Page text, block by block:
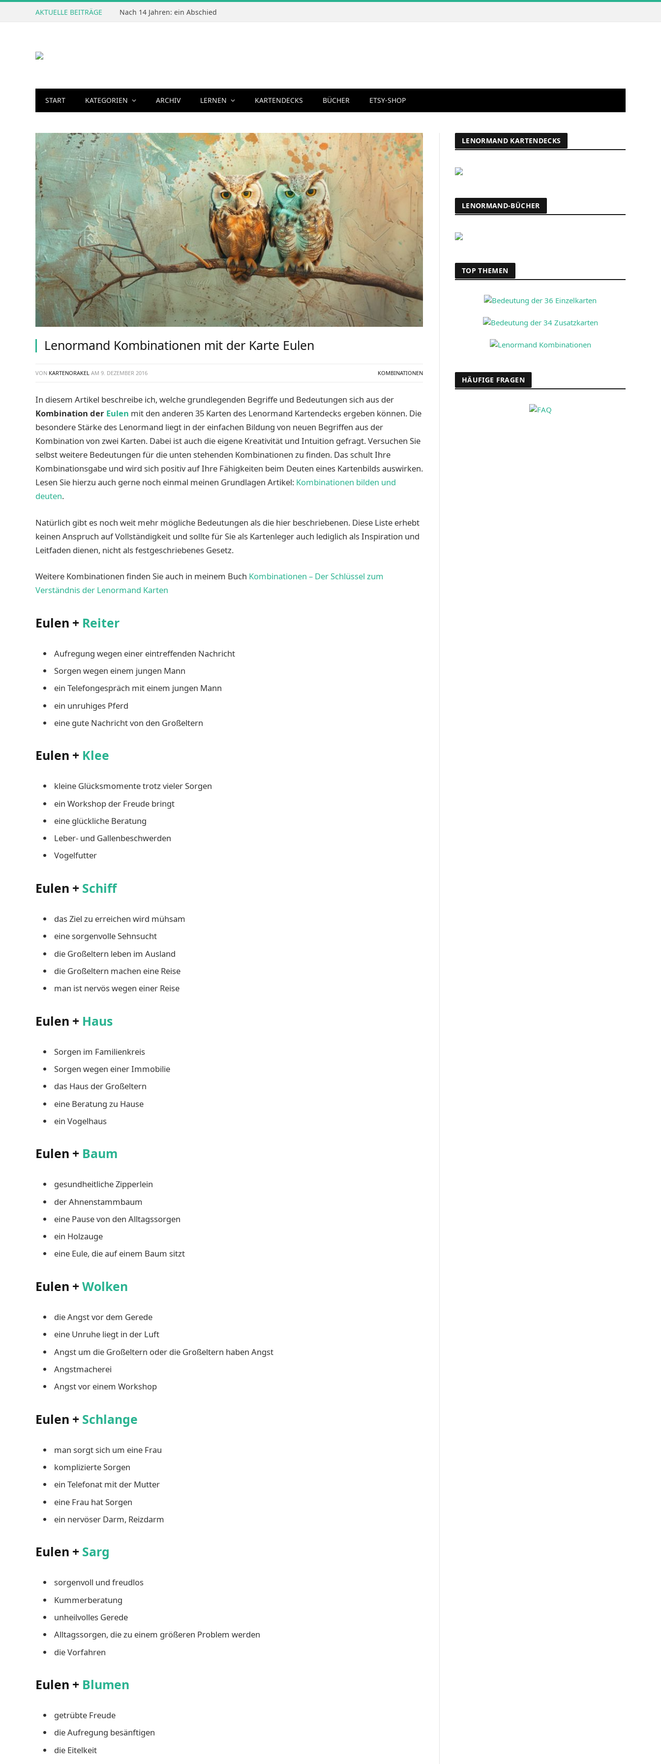
AKTUELLE BEITRÄGE Nach 14 Jahren: ein Abschied
START KATEGORIEN ARCHIV LERNEN KARTENDECKS BÜCHER ETSY-SHOP
Lenormand Kombinationen mit der Karte Eulen
VON KARTENORAKEL AM 9. DEZEMBER 2016 KOMBINATIONEN
In diesem Artikel beschreibe ich, welche grundlegenden Begriffe und Bedeutungen sich aus der
Kombination der Eulen mit den anderen 35 Karten des Lenormand Kartendecks ergeben können. Die
besondere Stärke des Lenormand liegt in der einfachen Bildung von neuen Begriffen aus der
Kombination von zwei Karten. Dabei ist auch die eigene Kreativität und Intuition gefragt. Versuchen Sie
selbst weitere Bedeutungen für die unten stehenden Kombinationen zu finden. Das schult Ihre
Kombinationsgabe und wird sich positiv auf Ihre Fähigkeiten beim Deuten eines Kartenbilds auswirken.
Lesen Sie hierzu auch gerne noch einmal meinen Grundlagen Artikel: Kombinationen bilden und
deuten.
Natürlich gibt es noch weit mehr mögliche Bedeutungen als die hier beschriebenen. Diese Liste erhebt
keinen Anspruch auf Vollständigkeit und sollte für Sie als Kartenleger auch lediglich als Inspiration und
Leitfaden dienen, nicht als festgeschriebenes Gesetz.
Weitere Kombinationen finden Sie auch in meinem Buch Kombinationen – Der Schlüssel zum
Verständnis der Lenormand Karten
Eulen + Reiter
Aufregung wegen einer eintreffenden Nachricht
Sorgen wegen einem jungen Mann
ein Telefongespräch mit einem jungen Mann
ein unruhiges Pferd
eine gute Nachricht von den Großeltern
Eulen + Klee
kleine Glücksmomente trotz vieler Sorgen
ein Workshop der Freude bringt
eine glückliche Beratung
Leber- und Gallenbeschwerden
Vogelfutter
Eulen + Schiff
das Ziel zu erreichen wird mühsam
eine sorgenvolle Sehnsucht
die Großeltern leben im Ausland
die Großeltern machen eine Reise
man ist nervös wegen einer Reise
Eulen + Haus
Sorgen im Familienkreis
Sorgen wegen einer Immobilie
das Haus der Großeltern
eine Beratung zu Hause
ein Vogelhaus
Eulen + Baum
gesundheitliche Zipperlein
der Ahnenstammbaum
eine Pause von den Alltagssorgen
ein Holzauge
eine Eule, die auf einem Baum sitzt
Eulen +Wolken
die Angst vor dem Gerede
eine Unruhe liegt in der Luft
Angst um die Großeltern oder die Großeltern haben Angst
Angstmacherei
Angst vor einem Workshop
Eulen + Schlange
man sorgt sich um eine Frau
komplizierte Sorgen
ein Telefonat mit der Mutter
eine Frau hat Sorgen
ein nervöser Darm, Reizdarm
Eulen + Sarg
sorgenvoll und freudlos
Kummerberatung
unheilvolles Gerede
Alltagssorgen, die zu einem größeren Problem werden
die Vorfahren
Eulen + Blumen
getrübte Freude
die Aufregung besänftigen
die Eitelkeit
LENORMAND KARTENDECKS
LENORMAND-BÜCHER
TOP THEMEN
HÄUFIGE FRAGEN